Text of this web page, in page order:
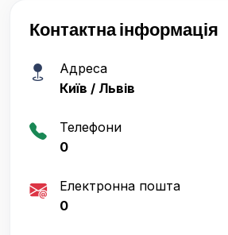
Контактна інформація
Адреса
Київ / Львів
Телефони
0
Електронна пошта
0